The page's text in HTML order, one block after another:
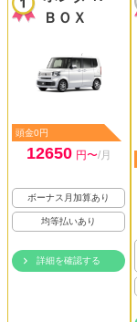
ＢＯＸ
頭金0円
12650 円〜/月
ボーナス月加算あり
均等払いあり
詳細を確認する